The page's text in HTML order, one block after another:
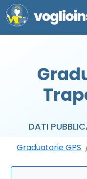
DATI
Graduatorie GPS